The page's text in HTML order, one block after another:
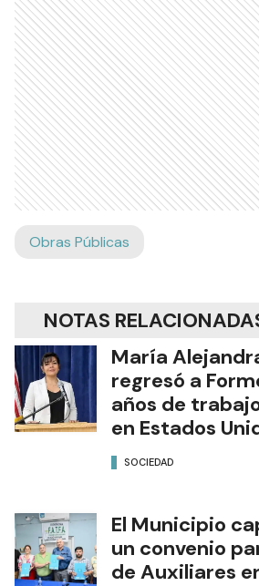
Obras Públicas
NOTAS
María
regresó a
años de
en Estados
SOCIEDAD
El Municipio
un convenio
de Auxiliares